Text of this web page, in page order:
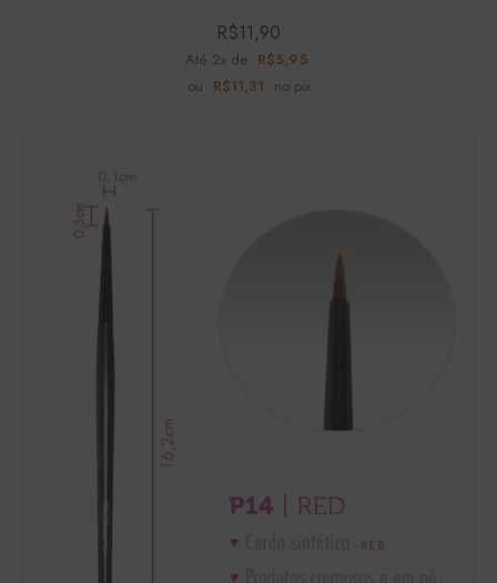
R$11,90
Até 2x de R$5,95
ou R$11,31 no pix